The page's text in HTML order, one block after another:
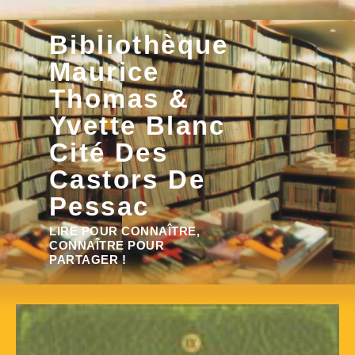
Aller
au
contenuBibliothèque
Maurice
Thomas &
Yvette Blanc
Cité Des
Castors De
Pessac
LIRE POUR CONNAÎTRE,
CONNAÎTRE POUR
PARTAGER !
Rechercher :